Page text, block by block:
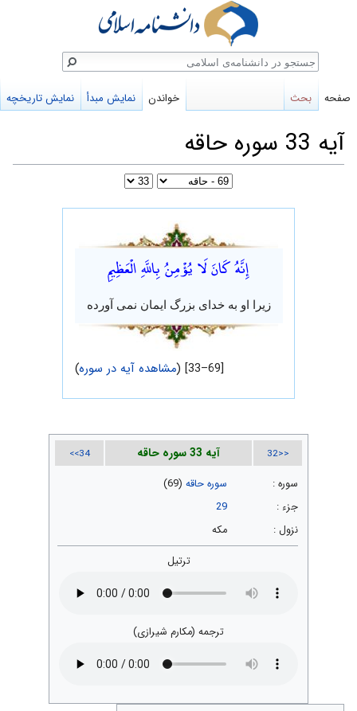
آیه 33 سوره حاقه
إِنَّهُ كَانَ لَا يُؤْمِنُ بِاللَّهِ الْعَظِيمِ
زیرا او به خدای بزرگ ایمان نمی آورده
[69–33] ( مشاهده آیه در سوره)
<<32 آیه 33 سوره حاقه 34>>
سوره : سوره حاقه (69)
جزء :
29
نزول :
مکه
ترتیل
ترجمه (مکارم شیرازی)
صفحه بحث خواندن نمایش مبدأ نمایش تاریخچه
جستجو